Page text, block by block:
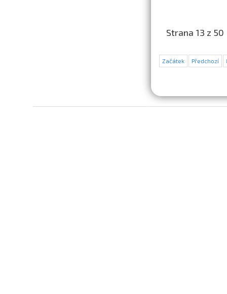
Strana 13 z 50
Začátek Předchozí